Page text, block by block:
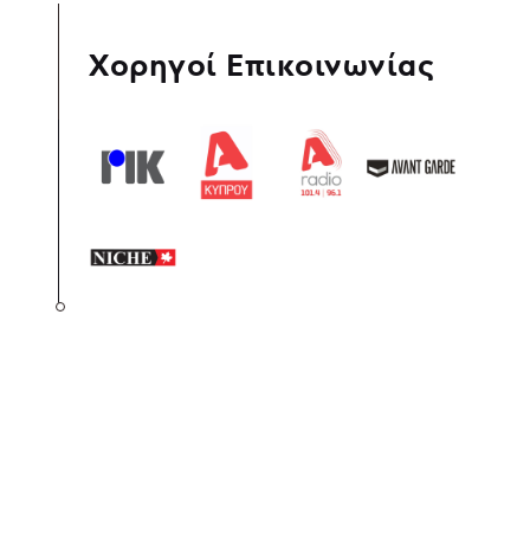
Χορηγοί Επικοινωνίας